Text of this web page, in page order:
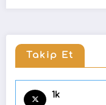
Takip Et
1k